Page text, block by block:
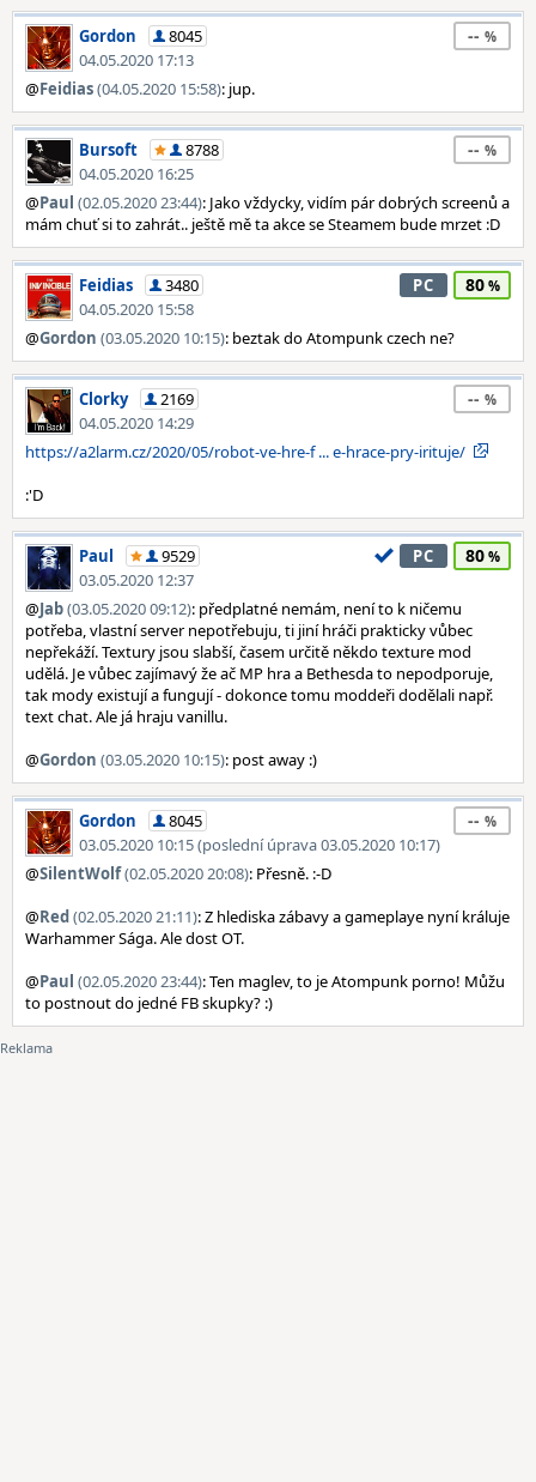
Gordon
8045
04.05.2020 17:13
--
@Feidias(04.05.2020 15:58): jup.
Bursoft
8788
04.05.2020 16:25
--
@Paul (02.05.2020 23:44): Jako vždycky, vidím pár dobrých screenů a
mám chuť si to zahrát.. ještě mě ta akce se Steamem bude mrzet :D
Feidias
3480
04.05.2020 15:58
PC 80
@Gordon (03.05.2020 10:15): beztak do Atompunk czech ne?
Clorky
2169
04.05.2020 14:29
--
https://a2larm.cz/2020/05/robot-ve-hre-f ... e-hrace-pry-irituje/
:'D
Paul
9529
03.05.2020 12:37
PC 80
@Jab(03.05.2020 09:12): předplatné nemám, není to k ničemu
potřeba, vlastní server nepotřebuju, ti jiní hráči prakticky vůbec
nepřekáží. Textury jsou slabší, časem určitě někdo texture mod
udělá. Je vůbec zajímavý že ač MP hra a Bethesda to nepodporuje,
tak mody existují a fungují - dokonce tomu moddeři dodělali např.
text chat. Ale já hraju vanillu.
@Gordon (03.05.2020 10:15): post away :)
Gordon
8045
03.05.2020 10:15 (poslední úprava 03.05.2020 10:17)
--
@SilentWolf(02.05.2020 20:08): Přesně. :-D
@Red(02.05.2020 21:11): Z hlediska zábavy a gameplaye nyní králuje
Warhammer Sága. Ale dost OT.
@Paul (02.05.2020 23:44): Ten maglev, to je Atompunk porno! Můžu
to postnout do jedné FB skupky? :)